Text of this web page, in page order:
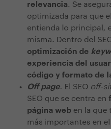
relevancia. Se
optimizada para que
entienda lo principal,
misma. Dentro del
optimización de
experiencia del
código y formato de
Off page. El SEO off-
SEO que se centra en
página web en la que
más importantes en el